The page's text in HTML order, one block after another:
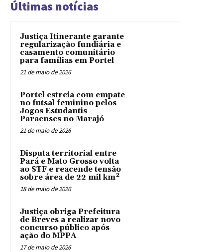
Últimas notícias
Justiça Itinerante garante
regularização fundiária e
casamento comunitário
para famílias em Portel
21 de maio de 2026
Portel estreia com empate
no futsal feminino pelos
Jogos Estudantis
Paraenses no Marajó
21 de maio de 2026
Disputa territorial entre
Pará e Mato Grosso volta
ao STF e reacende tensão
sobre área de 22 mil km²
18 de maio de 2026
Justiça obriga Prefeitura
de Breves a realizar novo
concurso público após
ação do MPPA
17 de maio de 2026